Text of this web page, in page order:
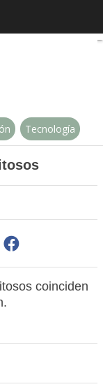
Tecnología
coinciden